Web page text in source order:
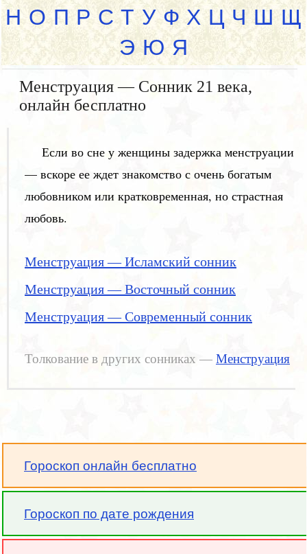
Н О П Р С Т У Ф Х Ц Ч Ш Щ
Э Ю Я
Менструация — Сонник 21 века,
онлайн бесплатно
Если во сне у женщины задержка менструации
— вскоре ее ждет знакомство с очень богатым
любовником или кратковременная, но страстная
любовь.
Менструация — Исламский сонник
Менструация — Восточный сонник
Менструация — Современный сонник
Толкование в других сонниках — Менструация
Гороскоп онлайн бесплатно
Гороскоп по дате рождения